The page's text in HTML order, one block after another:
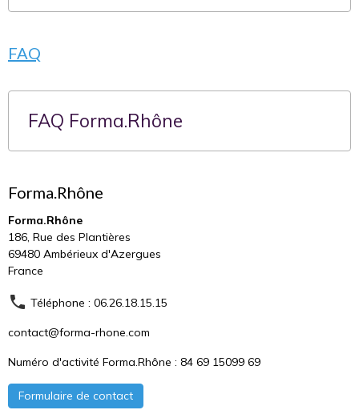
FAQ
FAQ Forma.Rhône
Forma.Rhône
Forma.Rhône
186, Rue des Plantières
69480 Ambérieux d'Azergues
France
Téléphone : 06.26.18.15.15
contact@forma-rhone.com
Numéro d'activité Forma.Rhône : 84 69 15099 69
Formulaire de contact